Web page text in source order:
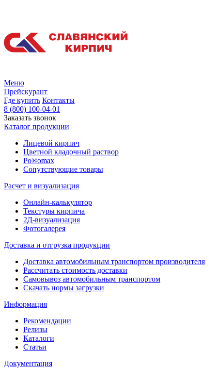
Меню
Прейскурант
Где купить Контакты
8 (800) 100-04-01
Заказать звонок
Каталог продукции
Лицевой кирпич
Цветной кладочный раствор
Po®omax
Сопутствующие товары
Расчет и визуализация
Онлайн-калькулятор
Текстуры кирпича
2Д-визуализация
Фотогалерея
Доставка и отгрузка продукции
Доставка автомобильным транспортом производителя
Рассчитать стоимость доставки
Самовывоз автомобильным транспортом
Скачать нормы загрузки
Информация
Рекомендации
Релизы
Каталоги
Статьи
Документация